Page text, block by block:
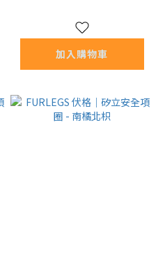
加入購物車